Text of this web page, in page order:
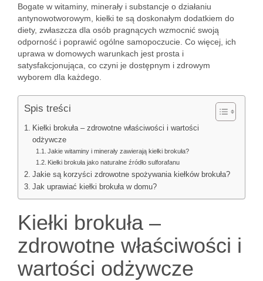
Bogate w witaminy, minerały i substancje o działaniu
antynowotworowym, kiełki te są doskonałym dodatkiem do
diety, zwłaszcza dla osób pragnących wzmocnić swoją
odporność i poprawić ogólne samopoczucie. Co więcej, ich
uprawa w domowych warunkach jest prosta i
satysfakcjonująca, co czyni je dostępnym i zdrowym
wyborem dla każdego.
Spis treści
Kiełki brokuła – zdrowotne właściwości i wartości
odżywcze
Jakie witaminy i minerały zawierają kiełki brokuła?
Kiełki brokuła jako naturalne źródło sulforafanu
Jakie są korzyści zdrowotne spożywania kiełków brokuła?
Jak uprawiać kiełki brokuła w domu?
Kiełki brokuła –
zdrowotne właściwości i
wartości odżywcze